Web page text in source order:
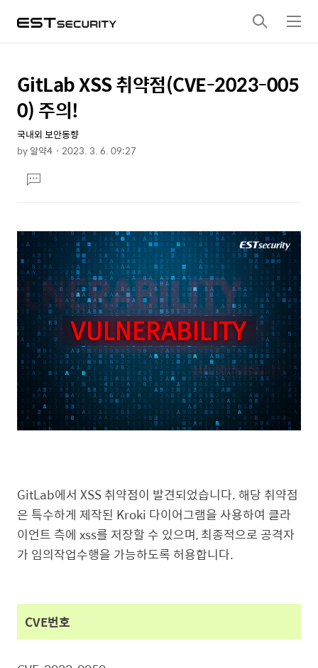
검
색
메
뉴
상
세
컨
텐
본
문
제
목
GitLab XSS 취약점(CVE-2023-005
0) 주의!
국내외 보안동향
by알약4 2023. 3. 6. 09:27
문댓
글
GitLab에서 XSS 취약점이 발견되었습니다. 해당 취약점
은 특수하게 제작된 Kroki 다이어그램을 사용하여 클라
이언트 측에 xss를 저장할 수 있으며, 최종적으로 공격자
가 임의작업수행을 가능하도록 허용합니다.
CVE번호